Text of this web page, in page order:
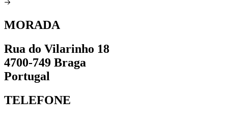
MORADA
Rua do Vilarinho 18
4700-749 Braga
Portugal
TELEFONE